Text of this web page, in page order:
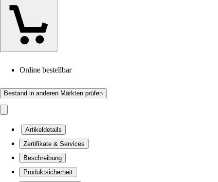
Online bestellbar
Bestand in anderen Märkten prüfen
Artikeldetails
Zertifikate & Services
Beschreibung
Produktsicherheit